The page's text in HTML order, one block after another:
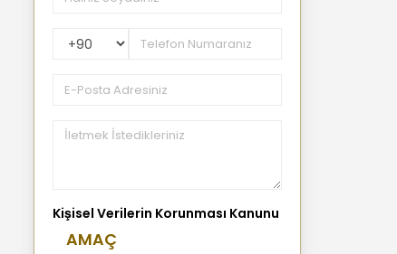
PhoneNumberCountryPhoneCode
Kişisel Verilerin Korunması Kanunu
AMAÇ